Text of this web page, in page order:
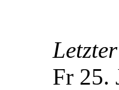
Fr 25.